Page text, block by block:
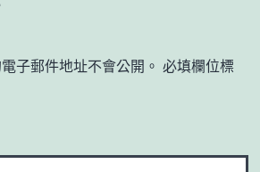
子郵件地址不會公開。 必填欄位標